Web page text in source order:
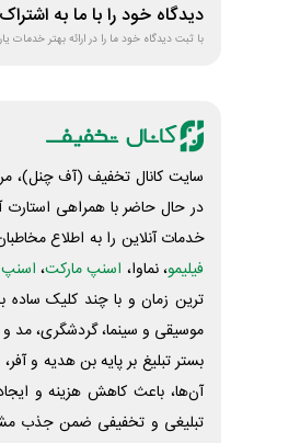
دیدگاه خود را با ما به
با ثبت دیدگاه خود ما را در ارائه بهتر خدمات
سایت کانال تخفیف (آف چنل)،
در حال حاضر با همراهی استارت
خدمات آنلاین را به اطلاع
فیلیمو، نماوا، اسنپ مارکت،
ترین زمان و با چند کلیک ساده
موسیقی و سینما، گردشگری، مد
بستر تبلیغ بر پایه بن هدیه و
آن‌ها، باعث کاهش هزینه و
تبلیغی و تخفیفی ضمن جذب